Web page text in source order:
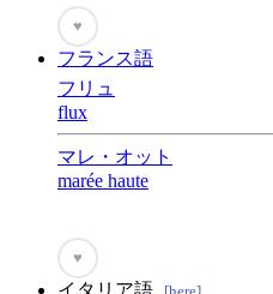
♥
フランス語
フリュ
flux
マレ・オット
marée haute
♥